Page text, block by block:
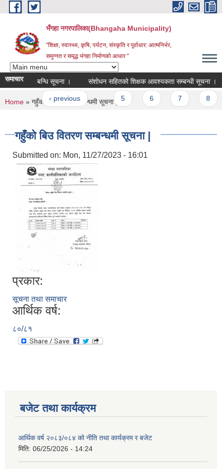
Skip to main content
भँगहा नगरपालिका(Bhangaha Municipality)
"शिक्षा, स्वास्थ्य, कृषि, पर्यटन, संस्कृति र पूर्वाधार: आत्मनिर्भर,
समुन्नत र समृद्ध भंगहा निर्माणको आधार "
समाचार
संचालन सम्बन्धि सूचना । संशोधन सहितको शिक्षक आवश्यकता सम्बन्धी सूचना ।
‹ previous … 5
You are here
Home » गहुँको बिउ वितरण सम्बन्धमी सूचना |
गहुँको बिउ वितरण सम्बन्धमी सूचना |
Submitted on: Mon, 11/27/2023 - 16:01
प्रकार:
सूचना तथा समाचार
आर्थिक वर्ष:
८०/८१
बजेट तथा कार्यक्रम
आर्थिक वर्ष २०८३/०८४ को नीति तथा कार्यक्रम र बजेट
मिति: 06/25/2026 - 14:24